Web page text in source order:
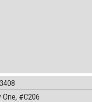
#C206